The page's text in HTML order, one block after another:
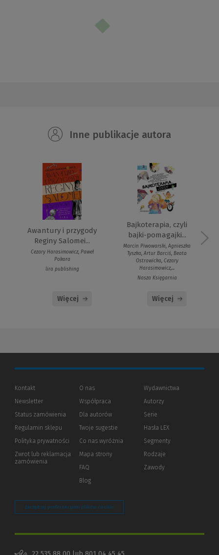
Inne publikacje autora
Awantury i przygody
Reginy Salomei...
Cezary Harasimowicz, Paweł
Pokora
lira publishing
Więcej
Bajkoterapia, czyli
bajki-pomagajki...
Marcin Piwowarski, Agnieszka
Tyszka, Artur Barciś, Beata
Ostrowicka, Cezary
Harasimowicz,...
Nasza Księgarnia
Więcej
Kontakt
Newsletter
Status zamówienia
Regulamin sklepu
Polityka prywatności (Nowe
(Link
innej
Zwrot lub reklamacja
zamówienia
O nas
Współpraca
Dla autorów(Nowe
(Link
innej
strony)
Twoje sugestie
Co nas wyróżnia
Mapa strony
FAQ
Blog
Wydawnictwa
Autorzy
Serie
Hasła LEX
Segmenty
Rodzaje
Zawody
Zarządzaj preferencjami plików cookie